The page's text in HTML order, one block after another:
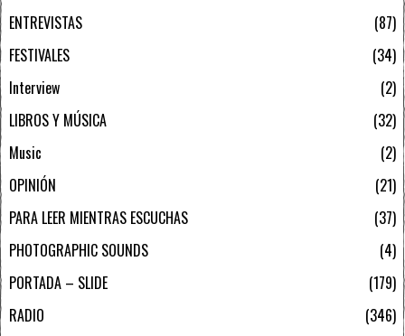
ENTREVISTAS
87
FESTIVALES
34
Interview
2
LIBROS Y MÚSICA
32
Music
2
OPINIÓN
21
PARA LEER MIENTRAS ESCUCHAS
37
PHOTOGRAPHIC SOUNDS
4
PORTADA – SLIDE
179
RADIO
346